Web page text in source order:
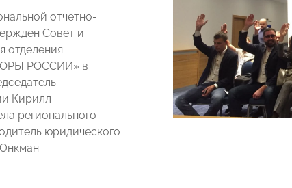
отчетно-
Совет и
отделения.
РОССИИ» в
Кирилл
регионального
юридического